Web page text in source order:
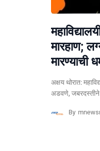
मारहाण;
मारण्याची
अक्षय थोरात:
अडवणे, जबरदस्तीने
By